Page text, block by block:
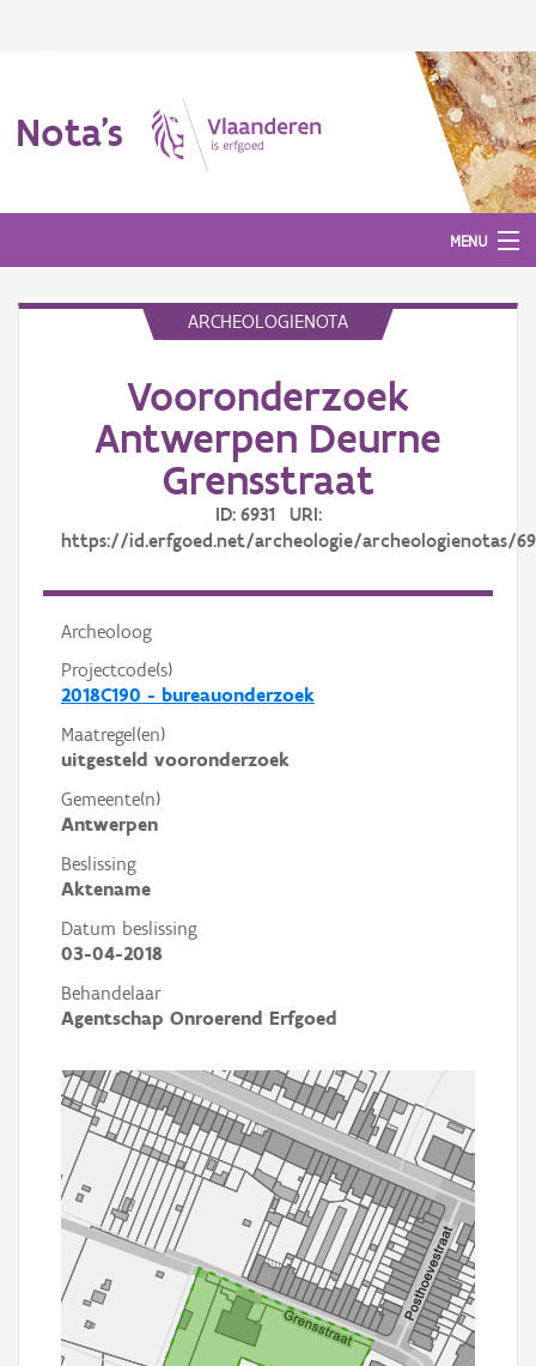
Nota's
MENU
ARCHEOLOGIENOTA
Vooronderzoek
Antwerpen Deurne
Grensstraat
ID: 6931 URI:
https://id.erfgoed.net/archeologie/archeologienotas/
Archeoloog
Projectcode(s)
2018C190 - bureauonderzoek
Maatregel(en)
uitgesteld vooronderzoek
Gemeente(n)
Antwerpen
Beslissing
Aktename
Datum beslissing
03-04-2018
Behandelaar
Agentschap Onroerend Erfgoed